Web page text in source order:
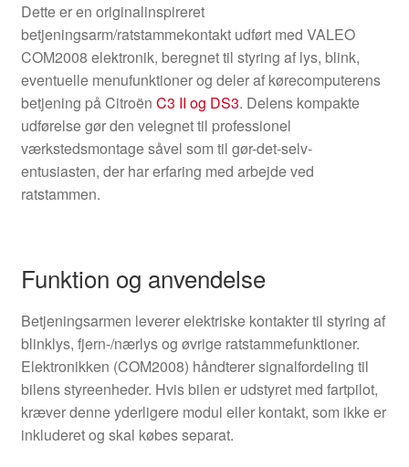
Dette er en originalinspireret
betjeningsarm/ratstammekontakt udført med VALEO
COM2008 elektronik, beregnet til styring af lys, blink,
eventuelle menufunktioner og deler af kørecomputerens
betjening på Citroën C3 II og DS3. Delens kompakte
udførelse gør den velegnet til professionel
værkstedsmontage såvel som til gør-det-selv-
entusiasten, der har erfaring med arbejde ved
ratstammen.
Funktion og anvendelse
Betjeningsarmen leverer elektriske kontakter til styring af
blinklys, fjern-/nærlys og øvrige ratstammefunktioner.
Elektronikken (COM2008) håndterer signalfordeling til
bilens styreenheder. Hvis bilen er udstyret med fartpilot,
kræver denne yderligere modul eller kontakt, som ikke er
inkluderet og skal købes separat.